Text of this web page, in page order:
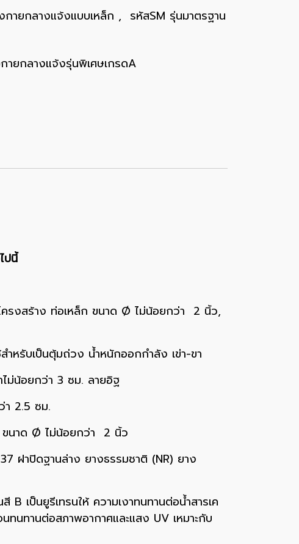
กายกลางแจ้งแบบเหล็ก , รหัสSM รุ่นมาตรฐาน
ายกลางแจ้งรุ่นพิเศษเกรดA
ปนี้
รงสร้าง ท่อเหล็ก ขนาด Ø ไม่น้อยกว่า 2 นิ้ว,
หรับเป็นตุ้มถ่วง น้ำหนักออกกำลัง เข่า-ขา
ม่น้อยกว่า 3 ซม. ลายอิฐ
า 2.5 ซม.
ขนาด Ø ไม่น้อยกว่า 2 นิ้ว
ฝาปิดฐานล่าง ยางธรรมชาติ (NR) ยาง
เป็นยูรีเทรนให้ ความเงาทนทานต่อน้ำสารเค
นทานต่อสภาพอากาศและแสง UV เหมาะกับ